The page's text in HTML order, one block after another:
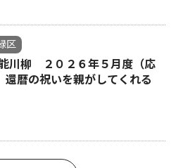
区
川柳 ２０２６年５月度（応
暦の祝いを親がしてくれる